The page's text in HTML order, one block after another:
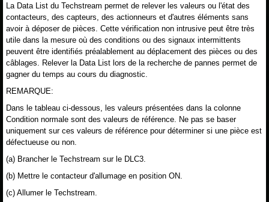
La Data List du Techstream permet de relever les valeurs ou l'état des
contacteurs, des capteurs, des actionneurs et d'autres éléments sans
avoir à déposer de pièces. Cette vérification non intrusive peut être très
utile dans la mesure où des conditions ou des signaux intermittents
peuvent être identifiés préalablement au déplacement des pièces ou des
câblages. Relever la Data List lors de la recherche de pannes permet de
gagner du temps au cours du diagnostic.
REMARQUE:
Dans le tableau ci-dessous, les valeurs présentées dans la colonne
Condition normale sont des valeurs de référence. Ne pas se baser
uniquement sur ces valeurs de référence pour déterminer si une pièce est
défectueuse ou non.
(a) Brancher le Techstream sur le DLC3.
(b) Mettre le contacteur d'allumage en position ON.
(c) Allumer le Techstream.